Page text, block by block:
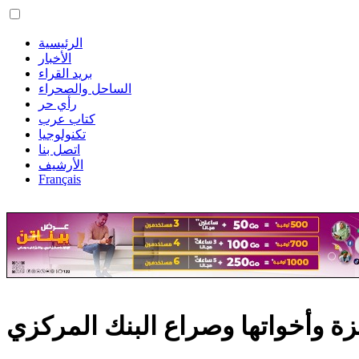
الرئيسية
الأخبار
بريد القراء
الساحل والصحراء
رأي حر
كتاب عرب
تكنولوجيا
اتصل بنا
الأرشيف
Français
وأخواتها وصراع البنك المركزي